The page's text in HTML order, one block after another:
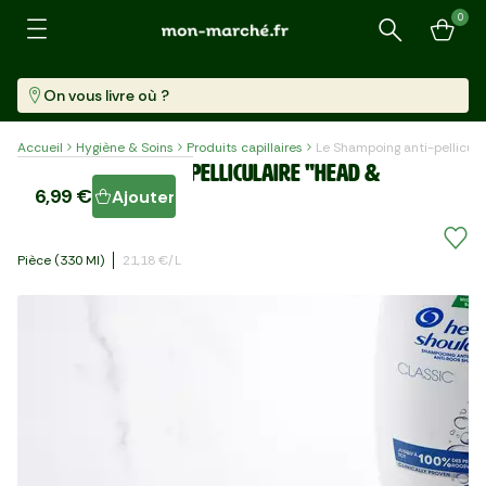
Recherche
0
On vous livre où ?
Accueil Hygiène & Soins Produits capillaires Le Shampoing anti-
Le Shampoing anti-pelliculaire "Head &
Shoulders"
Pièce (330 Ml) 21,18 €/l
6,99 € Ajouter